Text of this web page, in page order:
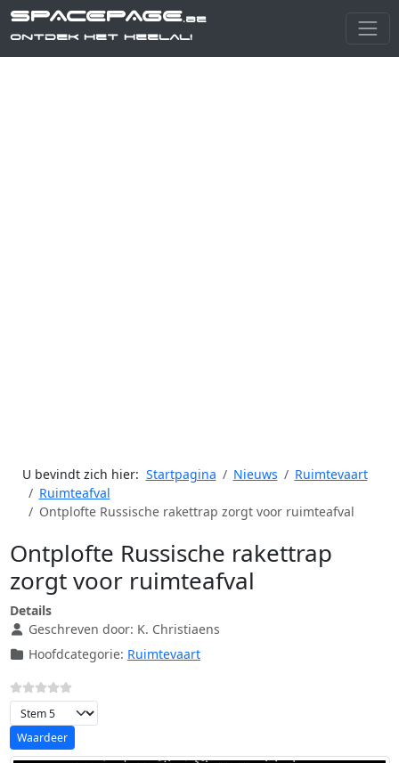
SPACEPAGE.be
Ontdek het heelal!
U bevindt zich hier: Startpagina Nieuws
Ruimtevaart
Ruimteafval
Ontplofte Russische rakettrap zorgt voor ruimteafval
Ontplofte Russische rakettrap
zorgt voor ruimteafval
Details
Geschreven door: K. Christiaens
Hoofdcategorie: Ruimtevaart
Voeg waardering toe